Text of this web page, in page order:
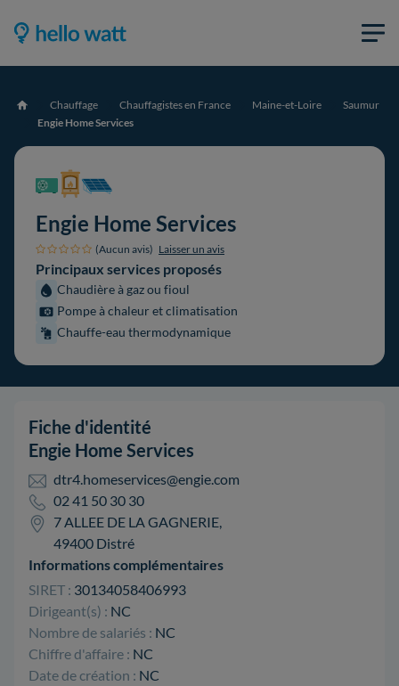
Accueil Chauffage Chauffagistes en France Maine-et-Loire
Saumur
Engie Home Services
Engie Home Services
(Aucun avis) Laisser un avis
Principaux services proposés
Chaudière à gaz ou fioul
Pompe à chaleur et climatisation
Chauffe-eau thermodynamique
Fiche d'identité
Engie Home Services
dtr4.homeservices@engie.com
02 41 50 30 30
7 ALLEE DE LA GAGNERIE,
49400 Distré
Informations complémentaires
SIRET : 30134058406993
Dirigeant(s) : NC
Nombre de salariés : NC
Chiffre d'affaire : NC
Date de création : NC